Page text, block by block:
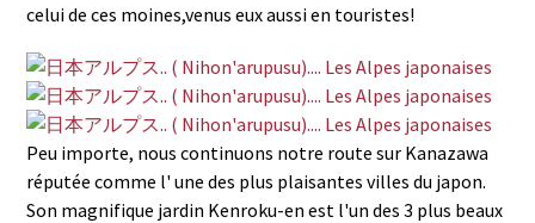
celui de ces moines,venus eux aussi en touristes!
Peu importe, nous continuons notre route sur Kanazawa
réputée comme l' une des plus plaisantes villes du japon.
Son magnifique jardin Kenroku-en est l'un des 3 plus beaux